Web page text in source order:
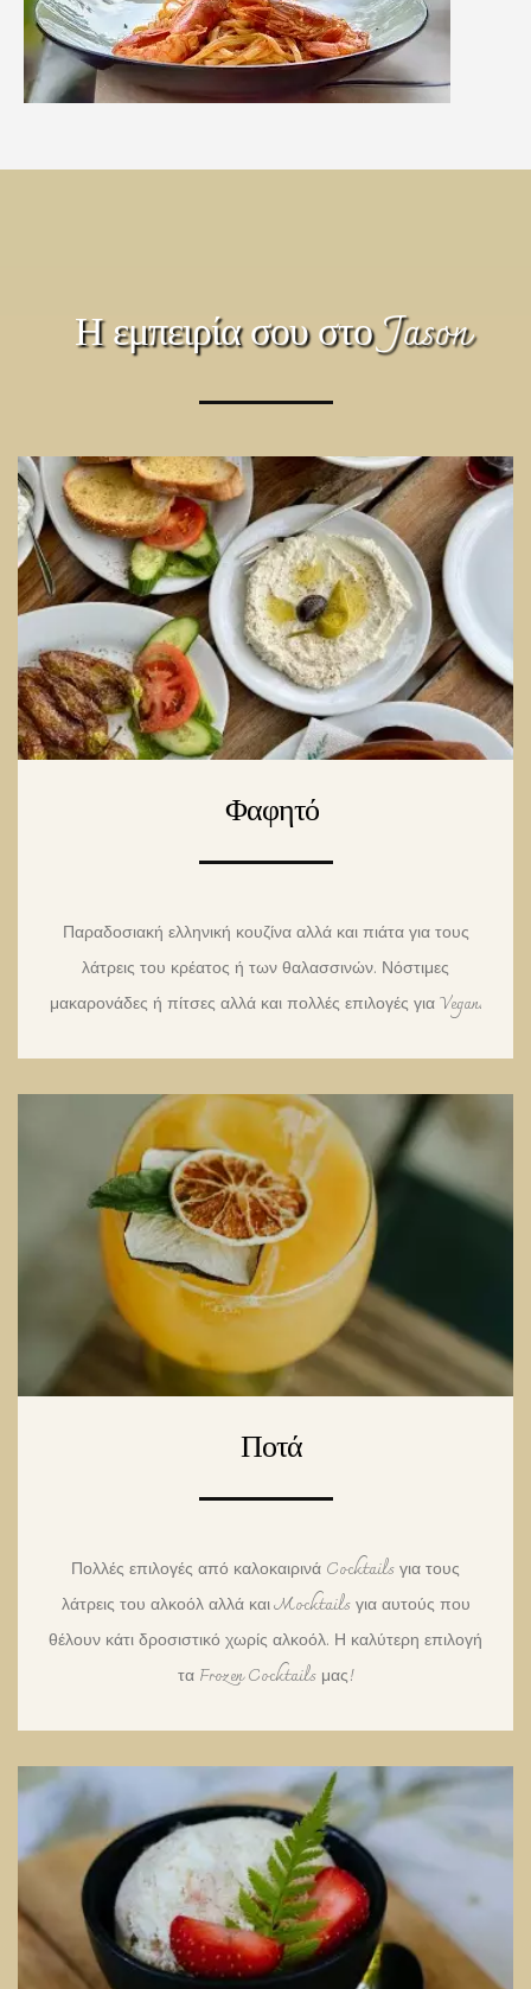
Η εμπειρία σου στο Jason
Φαφητό
Παραδοσιακή ελληνική κουζίνα αλλά και πιάτα για τους
λάτρεις του κρέατος ή των θαλασσινών. Νόστιμες
μακαρονάδες ή πίτσες αλλά και πολλές επιλογές για Vegan.
Ποτά
Πολλές επιλογές από καλοκαιρινά Cocktails για τους
λάτρεις του αλκοόλ αλλά και Mocktails για αυτούς που
θέλουν κάτι δροσιστικό χωρίς αλκοόλ. Η καλύτερη επιλογή
τα Frozen Cocktails μας!